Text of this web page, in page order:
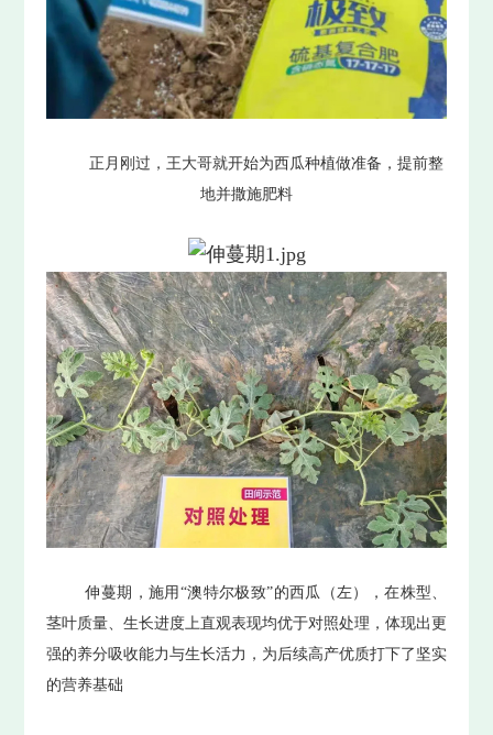
正月刚过，王大哥就开始为西瓜种植做准备，提前整
地并撒施肥料
伸蔓期，施用“澳特尔极致”的西瓜（左），在株型、
茎叶质量、生长进度上直观表现均优于对照处理，体现出更
强的养分吸收能力与生长活力，为后续高产优质打下了坚实
的营养基础